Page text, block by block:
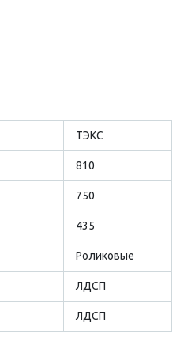
ТЭКС
810
750
435
Роликовые
ЛДСП
ЛДСП